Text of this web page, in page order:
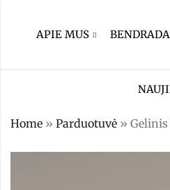
APIE MUS
Home » Parduotuvė »